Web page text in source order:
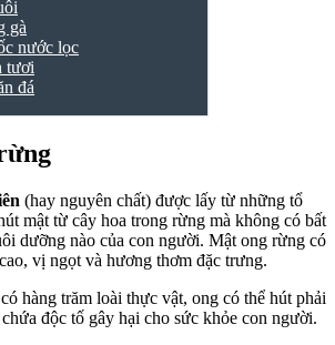
gà
nước lọc
tươi
đá
(hay nguyên chất) được lấy từ những tổ
mật từ cây hoa trong rừng mà không có bất
dưỡng nào của con người. Mật ong rừng có
vị ngọt và hương thơm đặc trưng.
hàng trăm loài thực vật, ong có thể hút phải
độc tố gây hại cho sức khỏe con người.